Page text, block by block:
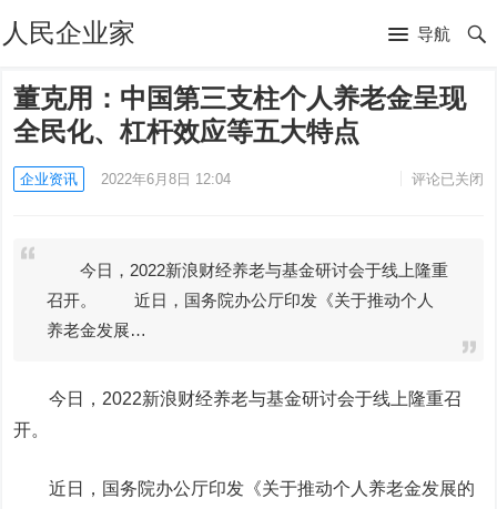
人民企业家 导航
董克用：中国第三支柱个人养老金呈现
全民化、杠杆效应等五大特点
企业资讯 2022年6月8日 12:04 评论已关闭
今日，2022新浪财经养老与基金研讨会于线上隆重
召开。 近日，国务院办公厅印发《关于推动个人
养老金发展…
今日，2022新浪财经养老与基金研讨会于线上隆重召
开。
近日，国务院办公厅印发《关于推动个人养老金发展的